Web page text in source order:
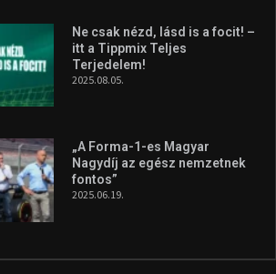
Ne csak nézd, lásd is a focit! –
itt a Tippmix Teljes
Terjedelem!
2025.08.05.
„A Forma-1-es Magyar
Nagydíj az egész nemzetnek
fontos”
2025.06.19.